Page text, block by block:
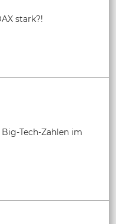
stark?!
Tech-Zahlen im